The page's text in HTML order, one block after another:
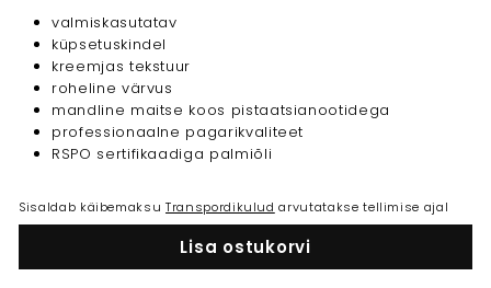
valmiskasutatav
küpsetuskindel
kreemjas tekstuur
roheline värvus
mandline maitse koos pistaatsianootidega
professionaalne pagarikvaliteet
RSPO sertifikaadiga palmiõli
Sisaldab käibemaksuTranspordikulud arvutatakse tellimise ajal
Lisa ostukorvi